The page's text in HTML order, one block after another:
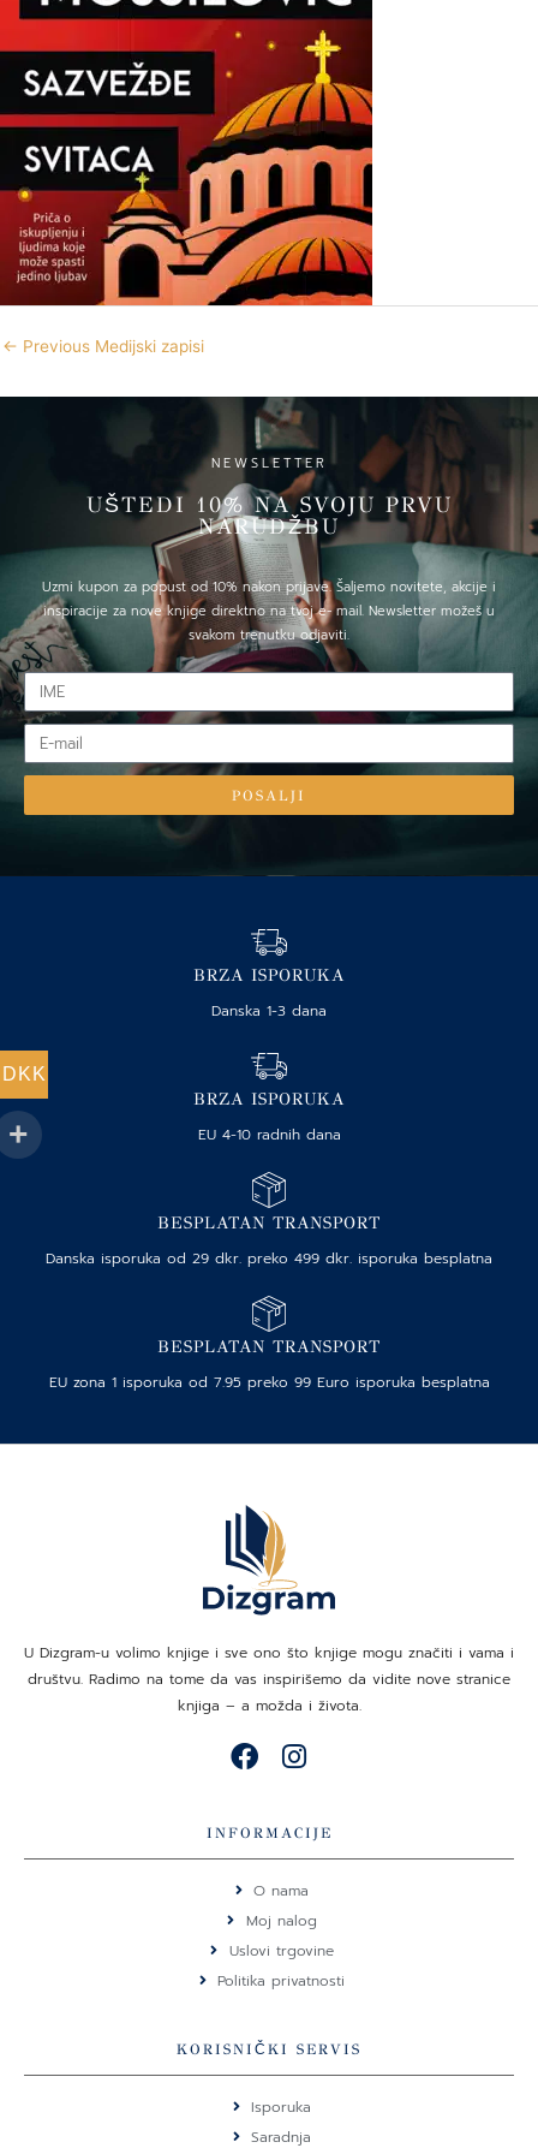
← Previous Medijski zapisi
NEWSLETTER
UŠTEDI 10% NA SVOJU PRVU
NARUDŽBU
Uzmi kupon za popust od 10% nakon prijave. Šaljemo novitete, akcije i
inspiracije za nove knjige direktno na tvoj e- mail. Newsletter možeš u
svakom trenutku odjaviti.
IME
mail
POSALJI
BRZA ISPORUKA
Danska 1-3 dana
BRZA ISPORUKA
EU 4-10 radnih dana
BESPLATAN TRANSPORT
Danska isporuka od 29 dkr. preko 499 dkr. isporuka besplatna
BESPLATAN TRANSPORT
EU zona 1 isporuka od 7.95 preko 99 Euro isporuka besplatna
U Dizgram-u volimo knjige i sve ono što knjige mogu značiti i vama i
društvu. Radimo na tome da vas inspirišemo da vidite nove stranice
knjiga – a možda i života.
F
e
b
o
o
k
I
t
a
g
r
a
m
INFORMACIJE
O nama
Moj nalog
Uslovi trgovine
Politika privatnosti
KORISNIČKI SERVIS
Isporuka
Saradnja
DKK